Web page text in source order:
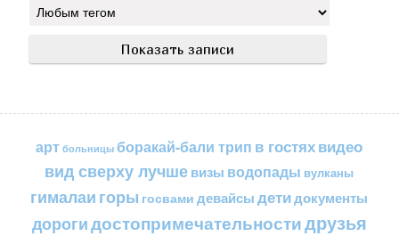
арт больницы боракай-бали трип в гостяхвидео
вид сверху лучшевизы водопады вулканы
гималаи горы госвами девайсы детидокументы
дорогидостопримечательностидрузья